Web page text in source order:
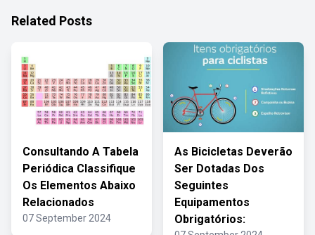
Related Posts
Consultando A Tabela
Periódica Classifique
Os Elementos Abaixo
Relacionados
07 September 2024
As Bicicletas Deverão
Ser Dotadas Dos
Seguintes
Equipamentos
Obrigatórios: